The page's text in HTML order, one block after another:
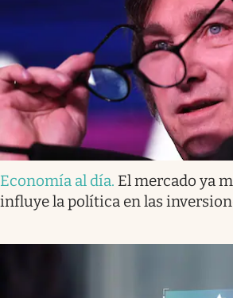
Economía al día. El mercado ya
influye la política en las